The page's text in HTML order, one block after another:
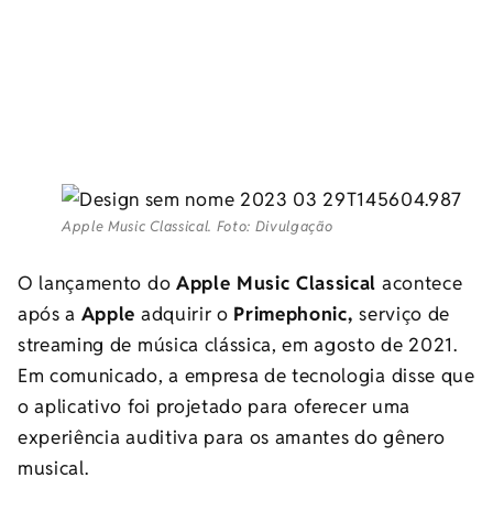
Apple Music Classical. Foto: Divulgação
O lançamento do Apple Music Classical acontece
após a Apple adquirir o Primephonic,serviço de
streaming de música clássica, em agosto de 2021.
Em comunicado, a empresa de tecnologia disse que
o aplicativo foi projetado para oferecer uma
experiência auditiva para os amantes do gênero
musical.